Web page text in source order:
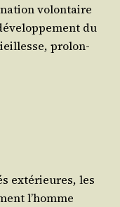
volon­taire
du
pro­lon­
exté­rieures, les
l’homme